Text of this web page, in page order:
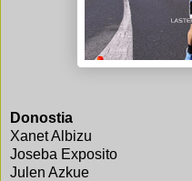
Donostia
Xanet Albizu
Joseba Exposito
Julen Azkue